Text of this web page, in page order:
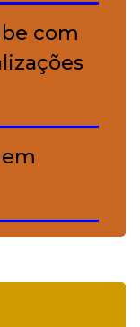
com